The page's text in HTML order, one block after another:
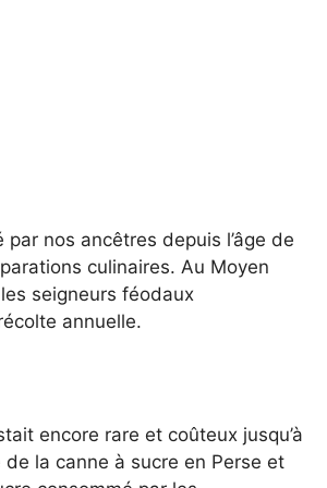
nos ancêtres depuis l’âge de
culinaires. Au Moyen
seigneurs féodaux
annuelle.
encore rare et coûteux jusqu’à
la canne à sucre en Perse et